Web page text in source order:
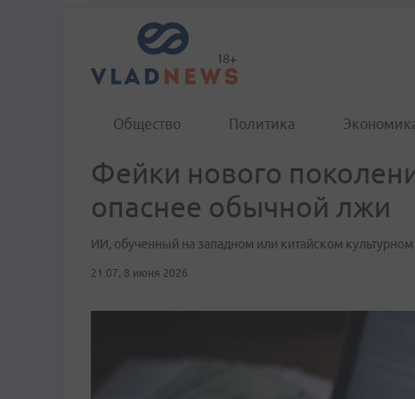
Общество Политика
Фейки нового
опаснее обычной лжи
ИИ, обученный на западном или китайском
21:07, 8 июня 2026